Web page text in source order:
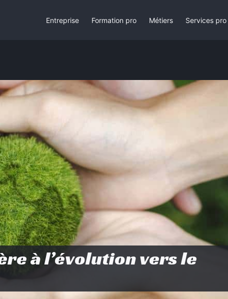
à l’évolution vers le
Entreprise Formation pro Métiers Services pro